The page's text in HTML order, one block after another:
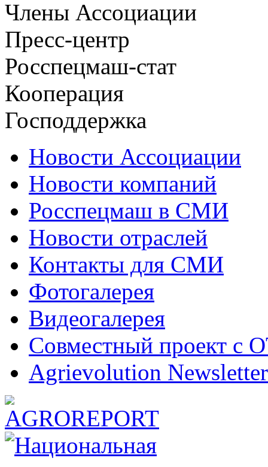
Члены Ассоциации
Пресс-центр
Росспецмаш-стат
Кооперация
Господдержка
Новости Ассоциации
Новости компаний
Росспецмаш в СМИ
Новости отраслей
Контакты для СМИ
Фотогалерея
Видеогалерея
Совместный проект с
Agrievolution Newsletter